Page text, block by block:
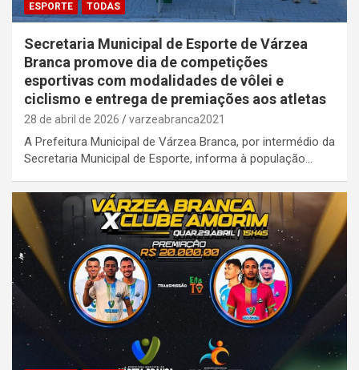
ESPORTE TODAS
Secretaria Municipal de Esporte de Várzea
Branca promove dia de competições
esportivas com modalidades de vôlei e
ciclismo e entrega de premiações aos atletas
28 de abril de 2026 varzeabranca2021
A Prefeitura Municipal de Várzea Branca, por intermédio da
Secretaria Municipal de Esporte, informa à população…